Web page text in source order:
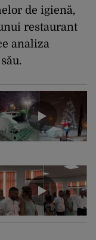
de igienă,
restaurant
analiza